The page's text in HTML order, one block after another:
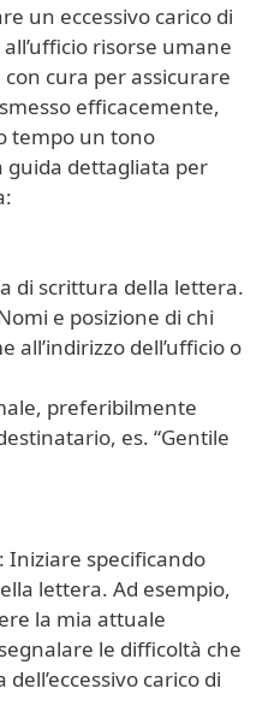
un eccessivo carico di
risorse umane
cura per assicurare
efficacemente,
tempo un tono
guida dettagliata per
di scrittura della lettera.
e posizione di chi
all’indirizzo dell’ufficio o
preferibilmente
es. “Gentile
Iniziare specificando
lettera. Ad esempio,
la mia attuale
le difficoltà che
carico di